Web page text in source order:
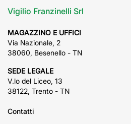
Vigilio Franzinelli Srl
MAGAZZINO E UFFICI
Via Nazionale, 2
38060, Besenello - TN
SEDE LEGALE
V.lo del Liceo, 13
38122, Trento - TN
Contatti